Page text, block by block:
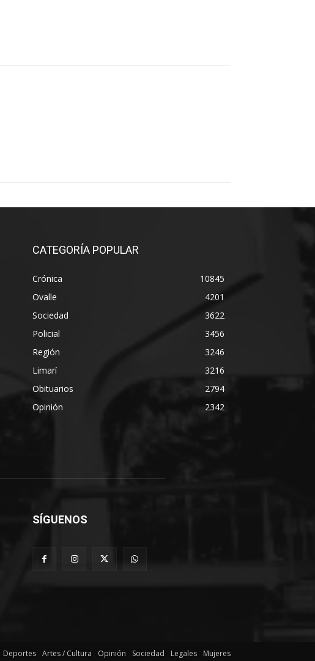
CATEGORÍA POPULAR
Crónica
10845
Ovalle
4201
Sociedad
3622
Policial
3456
Región
3246
Limarí
3216
Obituarios
2794
Opinión
2342
SÍGUENOS
Deportes Artes / Cultura Opinión Sociedad Legales Mujeres